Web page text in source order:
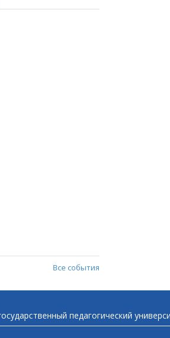
Все события
педагогический